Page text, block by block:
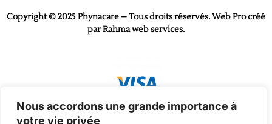
Nous accordons une grande importance à
votre vie privée
Copyright © 2025 Phynacare – Tous droits réservés. Web Pro créé
parRahma web services.